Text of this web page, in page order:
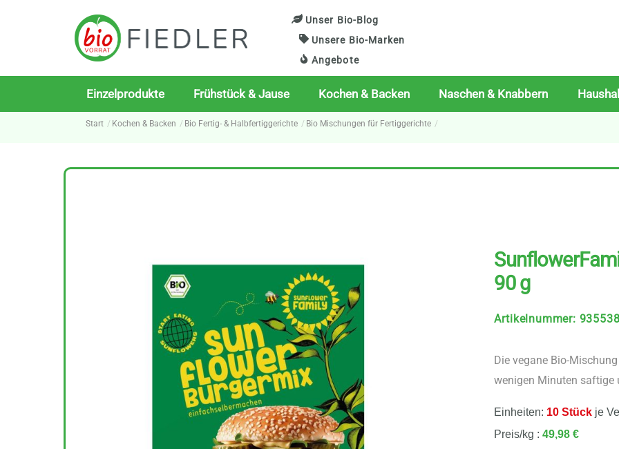
Unser Bio-Blog
Unsere Bio-Marken
Angebote
Einzelprodukte Frühstück & Jause Kochen & Backen Naschen & Knabbern
Start Kochen & Backen Bio Fertig- & Halbfertiggerichte Bio Mischungen für Fertiggerichte
90 g
Artikelnummer:
Die vegane Bio-
wenigen Minuten saftige
Einheiten: 10 Stück je
Preis/kg :49,98 €